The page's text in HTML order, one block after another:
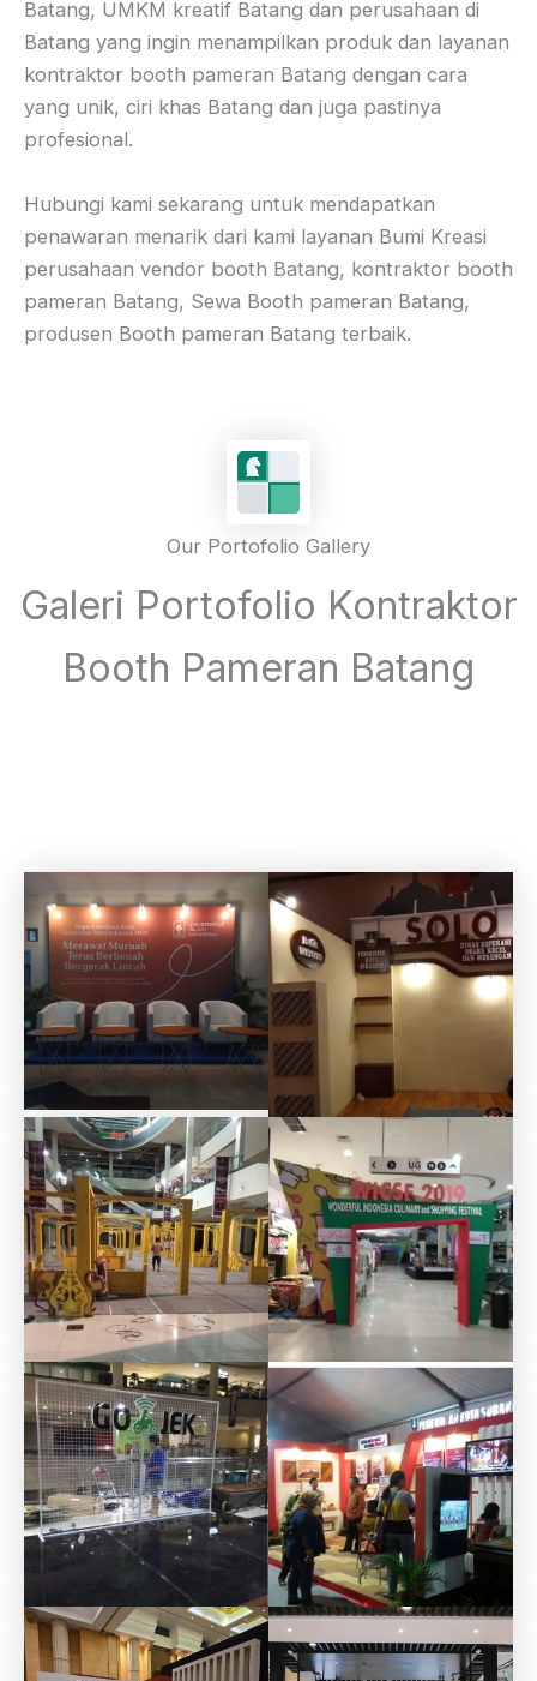
Batang, UMKM kreatif Batang dan perusahaan di
Batang yang ingin menampilkan produk dan layanan
kontraktor booth pameran Batang dengan cara
yang unik, ciri khas Batang dan juga pastinya
profesional.
Hubungi kami sekarang untuk mendapatkan
penawaran menarik dari kami layanan Bumi Kreasi
perusahaan vendor booth Batang, kontraktor booth
pameran Batang, Sewa Booth pameran Batang,
produsen Booth pameran Batang terbaik.
Our Portofolio Gallery
Galeri Portofolio Kontraktor
Booth Pameran Batang